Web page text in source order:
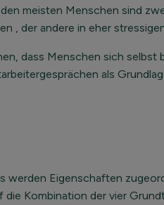
meisten Menschen sind
, der andere in eher
dass Menschen sich selbst
als
Eigenschaften
Kombination der vier